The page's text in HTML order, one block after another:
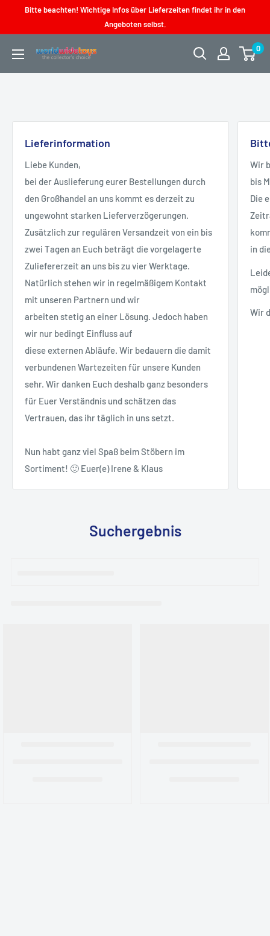
Bitte beachten! Wichtige Infos über Lieferzeiten findet ihr in den
Angeboten selbst.
worldwidetoys
0
Lieferinformation
Liebe Kunden,
bei der Auslieferung eurer Bestellungen durch
den Großhandel an uns kommt es derzeit zu
ungewohnt starken Lieferverzögerungen.
Zusätzlich zur regulären Versandzeit von ein bis
zwei Tagen an Euch beträgt die vorgelagerte
Zuliefererzeit an uns bis zu vier Werktage.
Natürlich stehen wir in regelmäßigem Kontakt
mit unseren Partnern und wir
arbeiten stetig an einer Lösung. Jedoch haben
wir nur bedingt Einfluss auf
diese externen Abläufe. Wir bedauern die damit
verbundenen Wartezeiten für unsere Kunden
sehr. Wir danken Euch deshalb ganz besonders
für Euer Verständnis und schätzen das
Vertrauen, das ihr täglich in uns setzt.
Nun habt ganz viel Spaß beim Stöbern im
Sortiment! 🙂 Euer(e) Irene & Klaus
Wir
bis
Die
in
Wir
Suchergebnis